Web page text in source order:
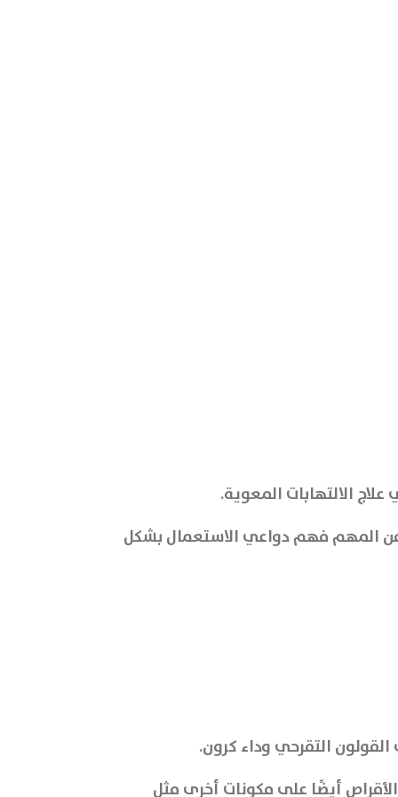
الالتهابات المعوية.
ومن المهم فهم دواعي الاستعمال بشكل
التقرحي وداء كرون.
أيضًا على مكونات أخرى مثل